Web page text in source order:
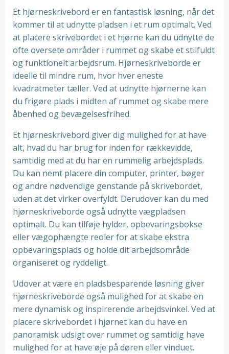
Et hjørneskrivebord er en fantastisk løsning, når det
kommer til at udnytte pladsen i et rum optimalt. Ved
at placere skrivebordet i et hjørne kan du udnytte de
ofte oversete områder i rummet og skabe et stilfuldt
og funktionelt arbejdsrum. Hjørneskriveborde er
ideelle til mindre rum, hvor hver eneste
kvadratmeter tæller. Ved at udnytte hjørnerne kan
du frigøre plads i midten af rummet og skabe mere
åbenhed og bevægelsesfrihed.
Et hjørneskrivebord giver dig mulighed for at have
alt, hvad du har brug for inden for rækkevidde,
samtidig med at du har en rummelig arbejdsplads.
Du kan nemt placere din computer, printer, bøger
og andre nødvendige genstande på skrivebordet,
uden at det virker overfyldt. Derudover kan du med
hjørneskriveborde også udnytte vægpladsen
optimalt. Du kan tilføje hylder, opbevaringsbokse
eller vægophængte reoler for at skabe ekstra
opbevaringsplads og holde dit arbejdsområde
organiseret og ryddeligt.
Udover at være en pladsbesparende løsning giver
hjørneskriveborde også mulighed for at skabe en
mere dynamisk og inspirerende arbejdsvinkel. Ved at
placere skrivebordet i hjørnet kan du have en
panoramisk udsigt over rummet og samtidig have
mulighed for at have øje på døren eller vinduet.